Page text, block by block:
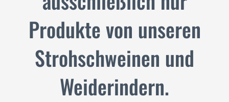
Produkte von unseren
Strohschweinen und
Weiderindern.